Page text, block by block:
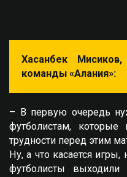
Хасанбек
команды «Алания»:
– В первую очередь
футболистам,
трудности перед этим
Ну, а что касается
футболисты выходили